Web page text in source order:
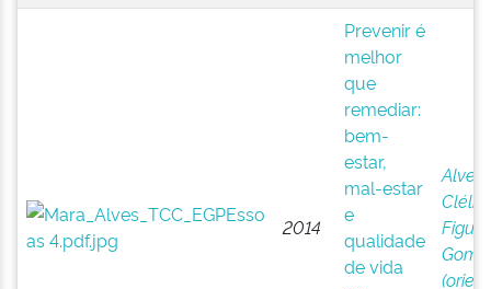
2014
Prevenir é
melhor
que
remediar:
bem-
estar,
mal-estar
e
qualidade
de vida
Clélia